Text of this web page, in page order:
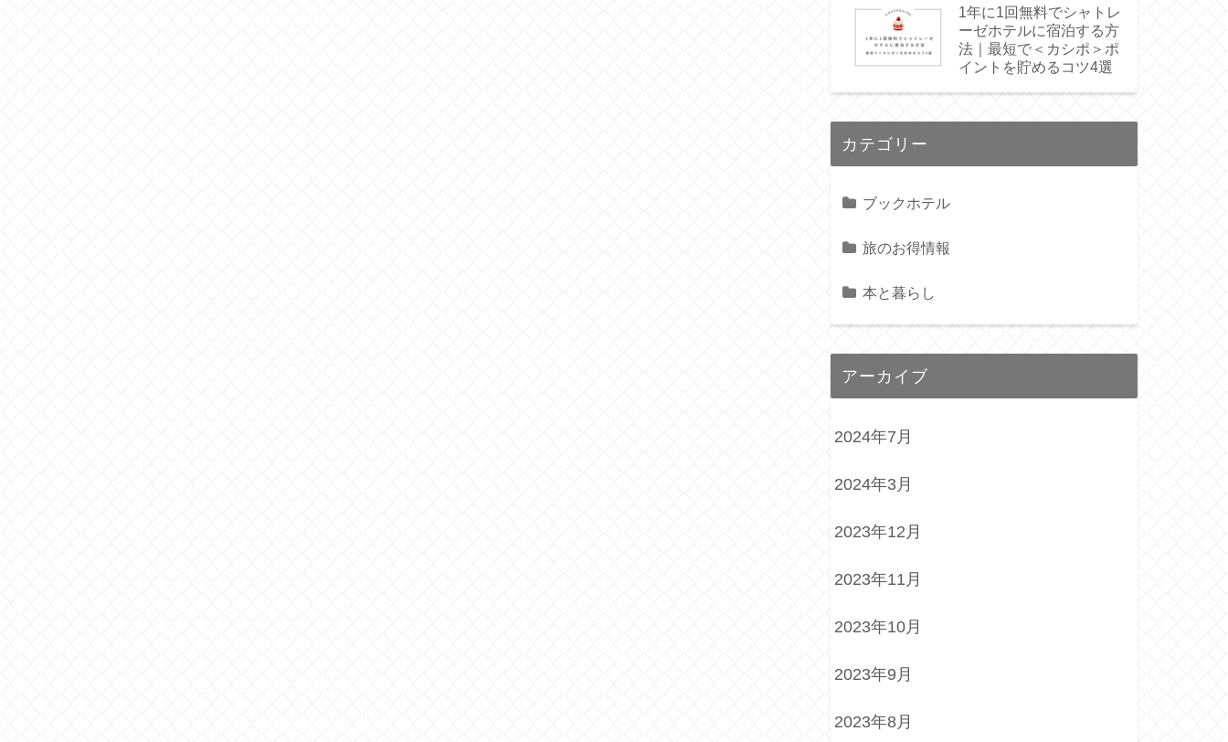
1年に1回無料でシャトレ
ーゼホテルに宿泊する方
法｜最短で＜カシポ＞ポ
イントを貯めるコツ4選
カテゴリー
ブックホテル
旅のお得情報
本と暮らし
アーカイブ
2024年7月
2024年3月
2023年12月
2023年11月
2023年10月
2023年9月
2023年8月